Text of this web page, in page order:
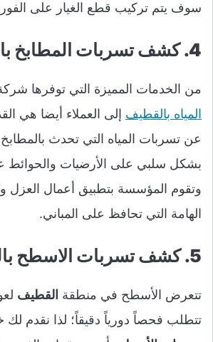
سوف يتم تركيب قطع الغيار على
4. كشف تسربات المطابخ بالقطيف:
من الخدمات المميزة التي توفرها
المياه بالقطيف إلى العملاء أيضا هي
عن تسربات المياه التي تحدث
بشكل سلبي على الأرضيات والحوائط
وتقوم المؤسسة بتطبيق أعمال العزل
الهامة التي تحافظ على المباني.
5. كشف تسربات الاسطح بالقطيف:
تتعرض الأسطح في منطقة القطيف
تتطلب فحصاً دورياً دقيقاً؛ لذا نقدم